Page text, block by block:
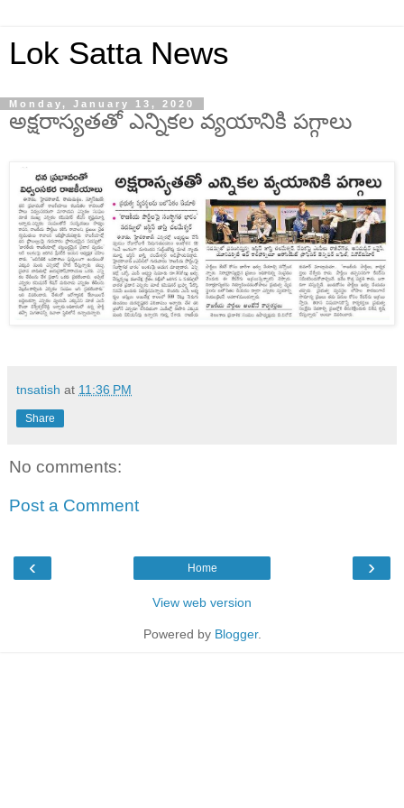
Lok Satta News
Monday, January 13, 2020
అక్షరాస్యతతో ఎన్నికల వ్యయానికి పగ్గాలు
tnsatish at 11:36 PM
Share
No comments:
Post a Comment
‹ ›
Home
View web version
Powered by Blogger.